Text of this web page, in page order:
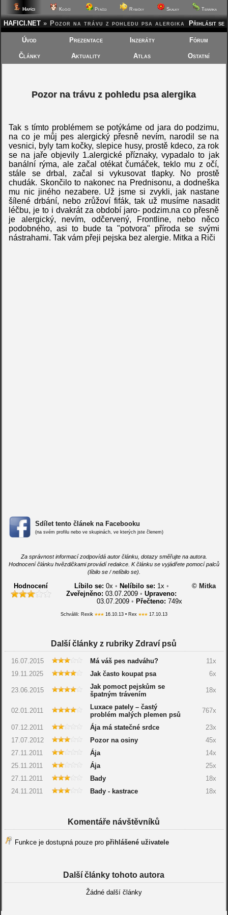
Hafíci Kočičí Ptáčci Rybičky Skalky Terárka
Přihlásit se
HAFICI.NET » Pozor na trávu z pohledu psa alergika
Úvod Prezentace Inzeráty Fórum
Články Aktuality Atlas Ostatní
Pozor na trávu z pohledu psa alergika
Tak s tímto problémem se potýkáme od jara do podzimu,
na co je můj pes alergický přesně nevím, narodil se na
vesnici, byly tam kočky, slepice husy, prostě kdeco, za rok
se na jaře objevily 1.alergické příznaky, vypadalo to jak
banální rýma, ale začal otékat čumáček, teklo mu z očí,
stále se drbal, začal si vykusovat tlapky. No prostě
chudák. Skončilo to nakonec na Prednisonu, a dodneška
mu nic jiného nezabere. Už jsme si zvykli, jak nastane
šílené drbání, nebo zrůžoví fifák, tak už musíme nasadit
léčbu, je to i dvakrát za období jaro- podzim.na co přesně
je alergický, nevím, odčervený, Frontline, nebo něco
podobného, asi to bude ta "potvora" příroda se svými
nástrahami. Tak vám přeji pejska bez alergie. Mitka a Riči
Sdílet tento článek na Facebooku
(na svém profilu nebo ve skupinách, ve kterých jste členem)
Za správnost informací zodpovídá autor článku, dotazy směřujte na autora.
Hodnocení článku hvězdičkami provádí redakce. K článku se vyjádřete pomocí palců
(líbilo se / nelíbilo se).
© Mitka
Hodnocení Líbilo se: 0x • Nelíbilo se: 1x •
Zveřejněno: 03.07.2009• Upraveno:
03.07.2009• Přečteno: 749x
Schválili: Rexik 16.10.13 • Rex 17.10.13
Další články z rubriky Zdraví psů
16.07.2015 Má váš pes nadváhu?
11x
19.11.2025
Jak často koupat psa 6x
23.06.2015
Jak pomoct pejskům se
špatným trávením
18x
02.01.2011
Luxace pately – častý
problém malých plemen psů
767x
07.12.2011 Ája má statečné srdce
23x
17.07.2012
Pozor na osiny
45x
27.11.2011
Ája
14x
25.11.2011
Ája
25x
27.11.2011
Bady
18x
24.11.2011
Bady - kastrace 18x
Komentáře návštěvníků
Funkce je dostupná pouze pro přihlášené uživatele
Další články tohoto autora
Žádné další články